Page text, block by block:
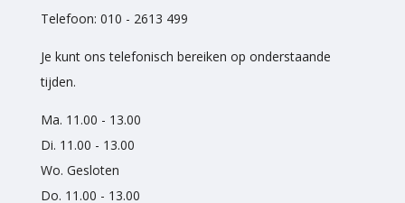
Telefoon: 010 - 2613 499
Je kunt ons telefonisch bereiken op onderstaande
tijden.
Ma. 11.00 - 13.00
Di. 11.00 - 13.00
Wo. Gesloten
Do. 11.00 - 13.00